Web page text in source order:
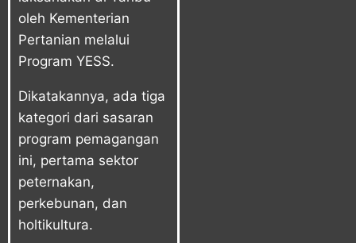
oleh Kementerian
Pertanian melalui
Program YESS.
Dikatakannya, ada tiga
kategori dari sasaran
program pemagangan
ini, pertama sektor
peternakan,
perkebunan, dan
holtikultura.